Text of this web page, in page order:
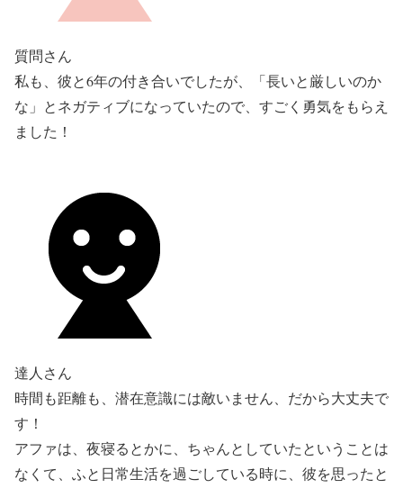
質問さん
私も、彼と6年の付き合いでしたが、「長いと厳しいのか
な」とネガティブになっていたので、すごく勇気をもらえ
ました！
達人さん
時間も距離も、潜在意識には敵いません、だから大丈夫で
す！
アファは、夜寝るとかに、ちゃんとしていたということは
なくて、ふと日常生活を過ごしている時に、彼を思ったと